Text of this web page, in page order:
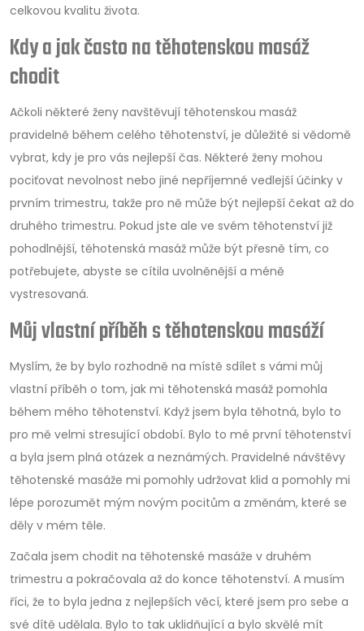
celkovou kvalitu života.
Kdy a jak často na těhotenskou masáž
chodit
Ačkoli některé ženy navštěvují těhotenskou masáž
pravidelně během celého těhotenství, je důležité si vědomě
vybrat, kdy je pro vás nejlepší čas. Některé ženy mohou
pociťovat nevolnost nebo jiné nepříjemné vedlejší účinky v
prvním trimestru, takže pro ně může být nejlepší čekat až do
druhého trimestru. Pokud jste ale ve svém těhotenství již
pohodlnější, těhotenská masáž může být přesně tím, co
potřebujete, abyste se cítila uvolněnější a méně
vystresovaná.
Můj vlastní příběh s těhotenskou masáží
Myslím, že by bylo rozhodně na místě sdílet s vámi můj
vlastní příběh o tom, jak mi těhotenská masáž pomohla
během mého těhotenství. Když jsem byla těhotná, bylo to
pro mě velmi stresující období. Bylo to mé první těhotenství
a byla jsem plná otázek a neznámých. Pravidelné návštěvy
těhotenské masáže mi pomohly udržovat klid a pomohly mi
lépe porozumět mým novým pocitům a změnám, které se
děly v mém těle.
Začala jsem chodit na těhotenské masáže v druhém
trimestru a pokračovala až do konce těhotenství. A musím
říci, že to byla jedna z nejlepších věcí, které jsem pro sebe a
své dítě udělala. Bylo to tak uklidňující a bylo skvělé mít